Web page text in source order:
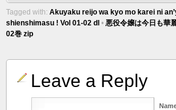
Tagged with: Akuyaku reijo wa kyo mo karei ni
shienshimasu ! Vol 01-02 dl • 悪役令嬢は今日も華
02巻 zip
Leave a Reply